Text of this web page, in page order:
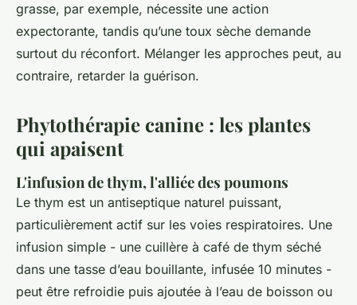
grasse, par exemple, nécessite une action
expectorante, tandis qu’une toux sèche demande
surtout du réconfort. Mélanger les approches peut, au
contraire, retarder la guérison.
Phytothérapie canine : les plantes
qui apaisent
L'infusion de thym, l'alliée des poumons
Le thym est un antiseptique naturel puissant,
particulièrement actif sur les voies respiratoires. Une
infusion simple - une cuillère à café de thym séché
dans une tasse d’eau bouillante, infusée 10 minutes -
peut être refroidie puis ajoutée à l’eau de boisson ou